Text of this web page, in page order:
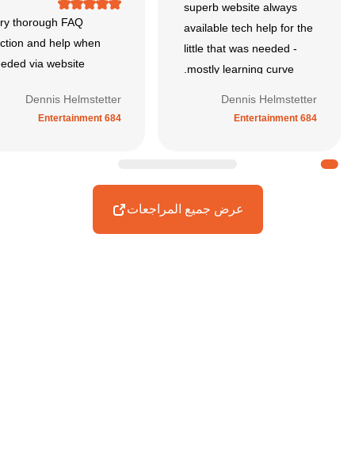
superb website always
available tech help for the
little that was needed -
mostly learning curve.
Dennis Helmstetter
Entertainment 684
thorough FAQ
and help when
via website
Dennis Helmstetter
Entertainment 684
عرض جميع المراجعات